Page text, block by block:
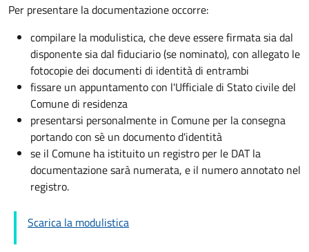
Per presentare la documentazione occorre:
compilare la modulistica, che deve essere firmata sia dal
disponente sia dal fiduciario (se nominato), con allegato le
fotocopie dei documenti di identità di entrambi
fissare un appuntamento con l'Ufficiale di Stato civile del
Comune di residenza
presentarsi personalmente in Comune per la consegna
portando con sè un documento d'identità
se il Comune ha istituito un registro per le DAT la
documentazione sarà numerata, e il numero annotato nel
registro.
Scarica la modulistica